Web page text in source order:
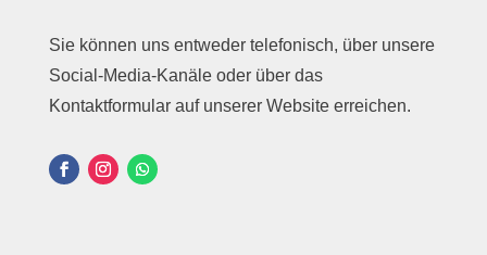
Sie können uns entweder telefonisch, über unsere
Social-Media-Kanäle oder über das
Kontaktformular auf unserer Website erreichen.